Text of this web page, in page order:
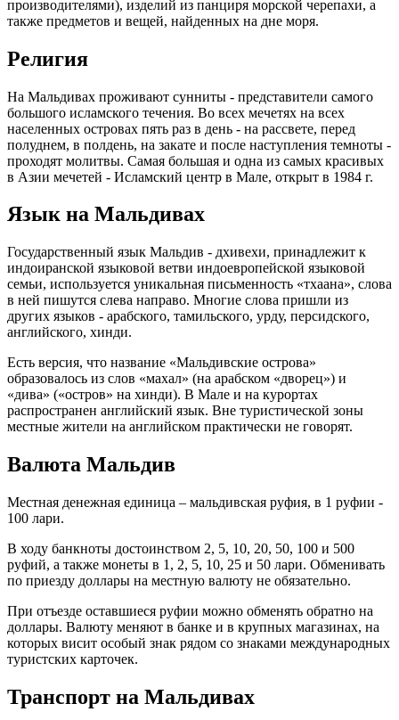
производителями), изделий из панциря морской черепахи, а
также предметов и вещей, найденных на дне моря.
Религия
На Мальдивах проживают сунниты - представители самого
большого исламского течения. Во всех мечетях на всех
населенных островах пять раз в день - на рассвете, перед
полуднем, в полдень, на закате и после наступления темноты -
проходят молитвы. Самая большая и одна из самых красивых
в Азии мечетей - Исламский центр в Мале, открыт в 1984 г.
Язык на Мальдивах
Государственный язык Мальдив - дхивехи, принадлежит к
индоиранской языковой ветви индоевропейской языковой
семьи, используется уникальная письменность «тхаана», слова
в ней пишутся слева направо. Многие слова пришли из
других языков - арабского, тамильского, урду, персидского,
английского, хинди.
Есть версия, что название «Мальдивские острова»
образовалось из слов «махал» (на арабском «дворец») и
«дива» («остров» на хинди). В Мале и на курортах
распространен английский язык. Вне туристической зоны
местные жители на английском практически не говорят.
Валюта Мальдив
Местная денежная единица – мальдивская руфия, в 1 руфии -
100 лари.
В ходу банкноты достоинством 2, 5, 10, 20, 50, 100 и 500
руфий, а также монеты в 1, 2, 5, 10, 25 и 50 лари. Обменивать
по приезду доллары на местную валюту не обязательно.
При отъезде оставшиеся руфии можно обменять обратно на
доллары. Валюту меняют в банке и в крупных магазинах, на
которых висит особый знак рядом со знаками международных
туристских карточек.
Транспорт на Мальдивах